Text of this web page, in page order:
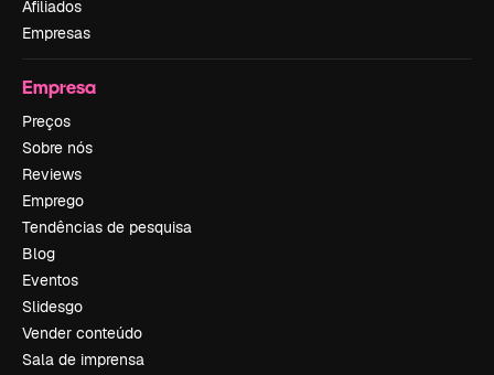
Afiliados
Empresas
Empresa
Preços
Sobre nós
Reviews
Emprego
Tendências de pesquisa
Blog
Eventos
Slidesgo
Vender conteúdo
Sala de imprensa